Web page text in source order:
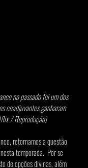
no passado foi um dos
coadjuvantes ganharam
/ Reprodução)​
retornamos a questão
temporada.  Por se
de opções divinas, além